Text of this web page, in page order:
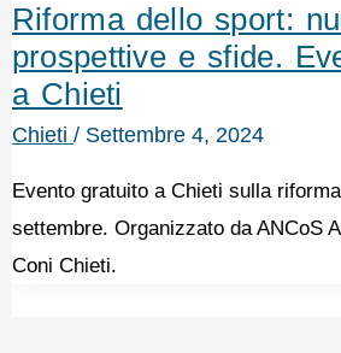
Riforma dello sport:
prospettive e sfide.
a Chieti
Chieti / Settembre 4, 2024
Evento gratuito a Chieti sulla
settembre. Organizzato da ANCoS
Coni Chieti.